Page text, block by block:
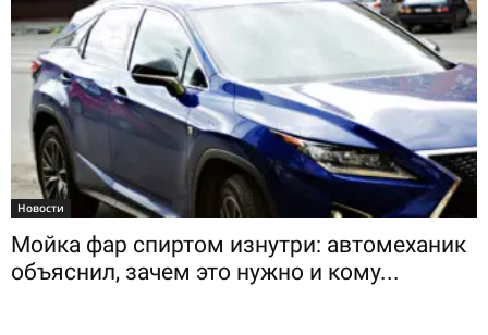
Новости
Мойка фар спиртом изнутри: автомеханик
объяснил, зачем это нужно и кому...